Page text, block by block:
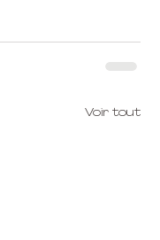
Voir tout